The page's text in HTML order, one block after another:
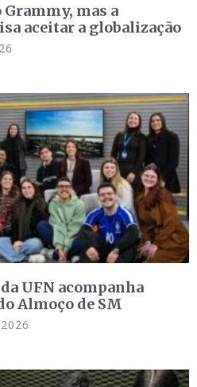
Grammy, mas a
aceitar a globalização
UFN acompanha
Almoço de SM